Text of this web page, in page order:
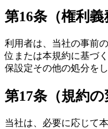
第16条（権利義
利用者は、当社の事前
位または本規約に基づ
保設定その他の処分を
第17条（規約の
当社は、必要に応じて